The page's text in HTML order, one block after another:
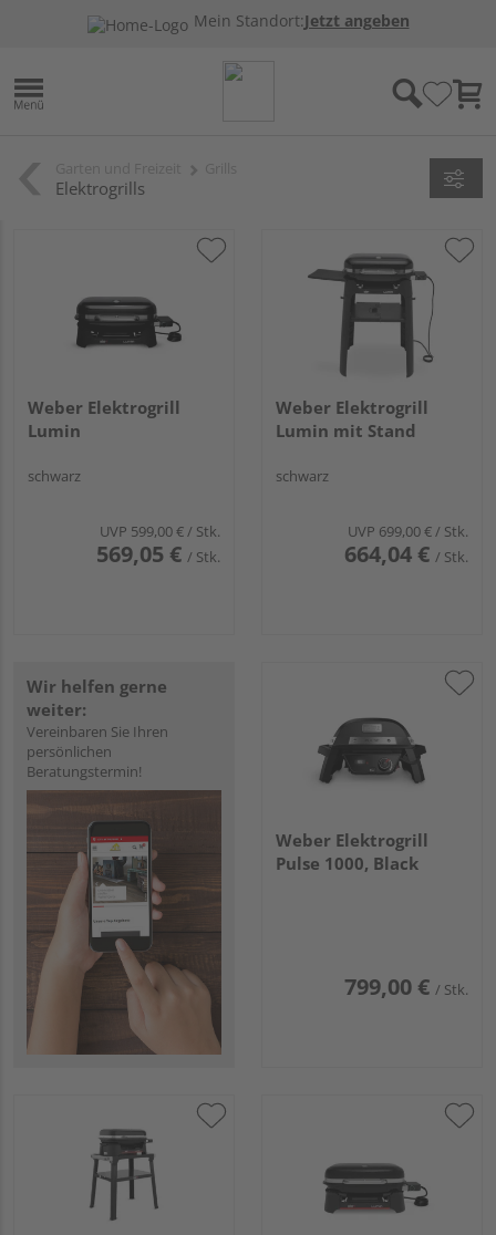
Mein Standort:Jetzt angeben
Elektrogrills
Weber Elektrogrill
Lumin
schwarz
UVP 599,00 €/ Stk.
569,05 € / Stk.
Weber Elektrogrill
Lumin mit Stand
schwarz
UVP 699,00 €/ Stk.
664,04 € / Stk.
Wir helfen gerne
weiter:
Vereinbaren Sie Ihren
persönlichen
Beratungstermin!
Weber Elektrogrill
Pulse 1000, Black
799,00 € / Stk.